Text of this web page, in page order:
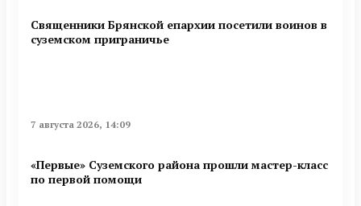
Священники Брянской епархии посетили воинов в
суземском приграничье
7 августа 2026, 14:09
«Первые» Суземского района прошли мастер-класс
по первой помощи